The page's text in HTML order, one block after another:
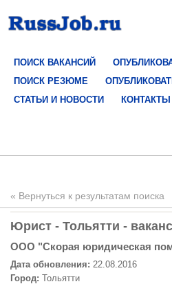
ПОИСК ВАКАНСИЙ
ПОИСК РЕЗЮМЕ
СТАТЬИ И НОВОСТИ
КОНТАКТЫ
« Вернуться к результатам поиска
Юрист - Тольятти -
ООО "Скорая юридическая
Дата обновления: 22.08.2016
Город: Тольятти